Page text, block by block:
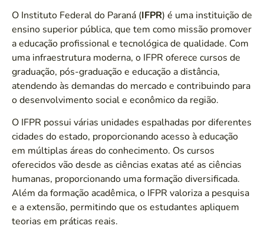
O Instituto Federal do Paraná (IFPR) é uma instituição de
ensino superior pública, que tem como missão promover
a educação profissional e tecnológica de qualidade. Com
uma infraestrutura moderna, o IFPR oferece cursos de
graduação, pós-graduação e educação a distância,
atendendo às demandas do mercado e contribuindo para
o desenvolvimento social e econômico da região.
O IFPR possui várias unidades espalhadas por diferentes
cidades do estado, proporcionando acesso à educação
em múltiplas áreas do conhecimento. Os cursos
oferecidos vão desde as ciências exatas até as ciências
humanas, proporcionando uma formação diversificada.
Além da formação acadêmica, o IFPR valoriza a pesquisa
e a extensão, permitindo que os estudantes apliquem
teorias em práticas reais.